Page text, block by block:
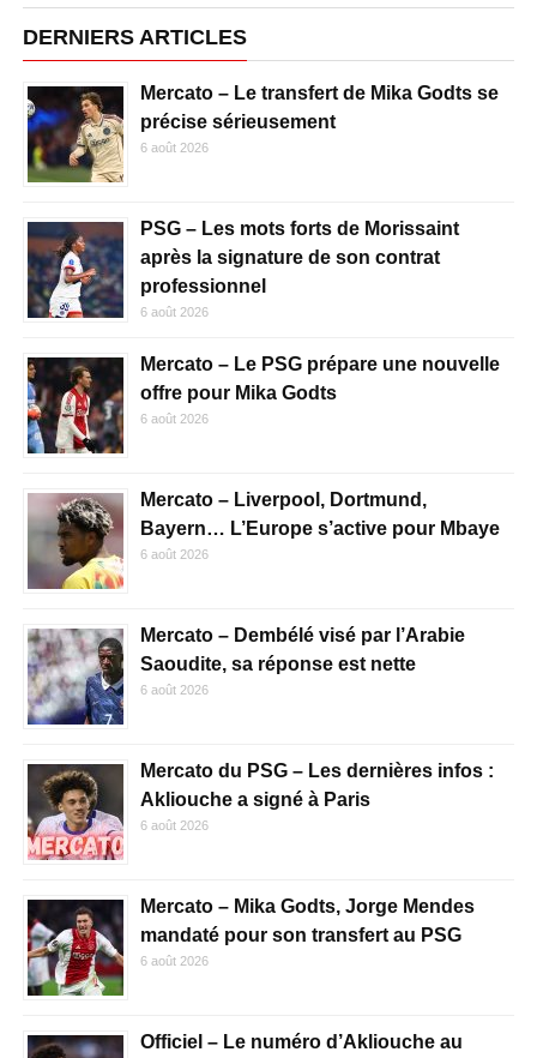
DERNIERS ARTICLES
Mercato – Le transfert de Mika Godts se
précise sérieusement
6 août 2026
PSG – Les mots forts de Morissaint
après la signature de son contrat
professionnel
6 août 2026
Mercato – Le PSG prépare une nouvelle
offre pour Mika Godts
6 août 2026
Mercato – Liverpool, Dortmund,
Bayern… L’Europe s’active pour Mbaye
6 août 2026
Mercato – Dembélé visé par l’Arabie
Saoudite, sa réponse est nette
6 août 2026
Mercato du PSG – Les dernières infos :
Akliouche a signé à Paris
6 août 2026
Mercato – Mika Godts, Jorge Mendes
mandaté pour son transfert au PSG
6 août 2026
Officiel – Le numéro d’Akliouche au